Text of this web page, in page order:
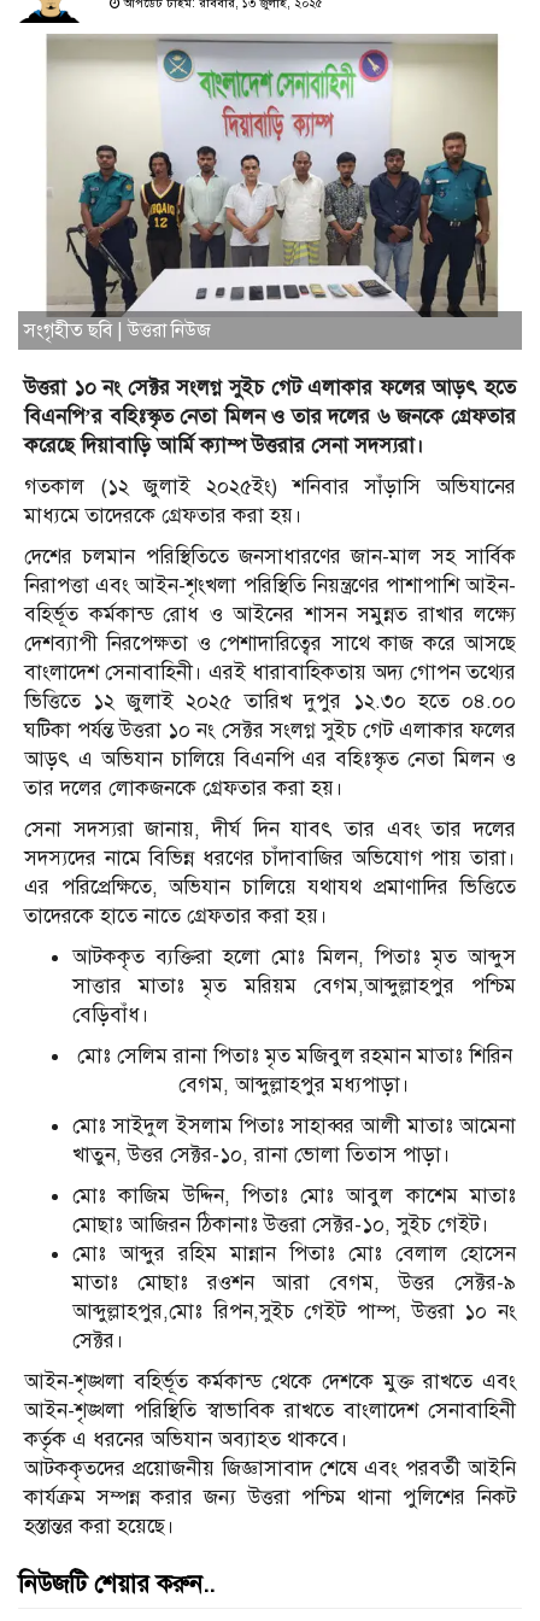
আপডেট টাইম: রবিবার, ১৩ জুলাই, ২০২৫
সংগৃহীত ছবি | উত্তরা নিউজ
উত্তরা ১০ নং সেক্টর সংলগ্ন সুইচ গেট এলাকার ফলের আড়ৎ হতে
বিএনপি’র বহিঃস্কৃত নেতা মিলন ও তার দলের ৬ জনকে গ্রেফতার
করেছে দিয়াবাড়ি আর্মি ক্যাম্প উত্তরার সেনা সদস্যরা।
গতকাল (১২ জুলাই ২০২৫ইং) শনিবার সাঁড়াসি অভিযানের
মাধ্যমে তাদেরকে গ্রেফতার করা হয়।
দেশের চলমান পরিস্থিতিতে জনসাধারণের জান-মাল সহ সার্বিক
নিরাপত্তা এবং আইন-শৃংখলা পরিস্থিতি নিয়ন্ত্রণের পাশাপাশি আইন-
বহির্ভূত কর্মকান্ড রোধ ও আইনের শাসন সমুন্নত রাখার লক্ষ্যে
দেশব্যাপী নিরপেক্ষতা ও পেশাদারিত্বের সাথে কাজ করে আসছে
বাংলাদেশ সেনাবাহিনী। এরই ধারাবাহিকতায় অদ্য গোপন তথ্যের
ভিত্তিতে ১২ জুলাই ২০২৫ তারিখ দুপুর ১২.৩০ হতে ০৪.০০
ঘটিকা পর্যন্ত উত্তরা ১০ নং সেক্টর সংলগ্ন সুইচ গেট এলাকার ফলের
আড়ৎ এ অভিযান চালিয়ে বিএনপি এর বহিঃস্কৃত নেতা মিলন ও
তার দলের লোকজনকে গ্রেফতার করা হয়।
সেনা সদস্যরা জানায়, দীর্ঘ দিন যাবৎ তার এবং তার দলের
সদস্যদের নামে বিভিন্ন ধরণের চাঁদাবাজির অভিযোগ পায় তারা।
এর পরিপ্রেক্ষিতে, অভিযান চালিয়ে যথাযথ প্রমাণাদির ভিত্তিতে
তাদেরকে হাতে নাতে গ্রেফতার করা হয়।
আটককৃত ব্যক্তিরা হলো মোঃ মিলন, পিতাঃ মৃত আব্দুস
সাত্তার মাতাঃ মৃত মরিয়ম বেগম,আব্দুল্লাহপুর পশ্চিম
বেড়িবাঁধ।
মোঃ সেলিম রানা পিতাঃ মৃত মজিবুল রহমান মাতাঃ শিরিন
বেগম, আব্দুল্লাহপুর মধ্যপাড়া।
মোঃ সাইদুল ইসলাম পিতাঃ সাহাব্বর আলী মাতাঃ আমেনা
খাতুন, উত্তর সেক্টর-১০, রানা ভোলা তিতাস পাড়া।
মোঃ কাজিম উদ্দিন, পিতাঃ মোঃ আবুল কাশেম মাতাঃ
মোছাঃ আজিরন ঠিকানাঃ উত্তরা সেক্টর-১০, সুইচ গেইট।
মোঃ আব্দুর রহিম মান্নান পিতাঃ মোঃ বেলাল হোসেন
মাতাঃ মোছাঃ রওশন আরা বেগম, উত্তর সেক্টর-৯
আব্দুল্লাহপুর,মোঃ রিপন,সুইচ গেইট পাম্প, উত্তরা ১০ নং
সেক্টর।
আইন-শৃঙ্খলা বহির্ভূত কর্মকান্ড থেকে দেশকে মুক্ত রাখতে এবং
আইন-শৃঙ্খলা পরিস্থিতি স্বাভাবিক রাখতে বাংলাদেশ সেনাবাহিনী
কর্তৃক এ ধরনের অভিযান অব্যাহত থাকবে।
আটককৃতদের প্রয়োজনীয় জিজ্ঞাসাবাদ শেষে এবং পরবর্তী আইনি
কার্যক্রম সম্পন্ন করার জন্য উত্তরা পশ্চিম থানা পুলিশের নিকট
হস্তান্তর করা হয়েছে।
নিউজটি শেয়ার করুন..